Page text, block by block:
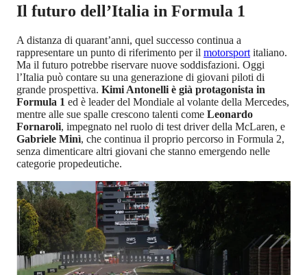
Il futuro dell’Italia in Formula 1
A distanza di quarant’anni, quel successo continua a
rappresentare un punto di riferimento per il motorsport italiano.
Ma il futuro potrebbe riservare nuove soddisfazioni. Oggi
l’Italia può contare su una generazione di giovani piloti di
grande prospettiva. Kimi Antonelli è già protagonista in
Formula 1 ed è leader del Mondiale al volante della Mercedes,
mentre alle sue spalle crescono talenti come Leonardo
Fornaroli, impegnato nel ruolo di test driver della McLaren, e
Gabriele Minì, che continua il proprio percorso in Formula 2,
senza dimenticare altri giovani che stanno emergendo nelle
categorie propedeutiche.